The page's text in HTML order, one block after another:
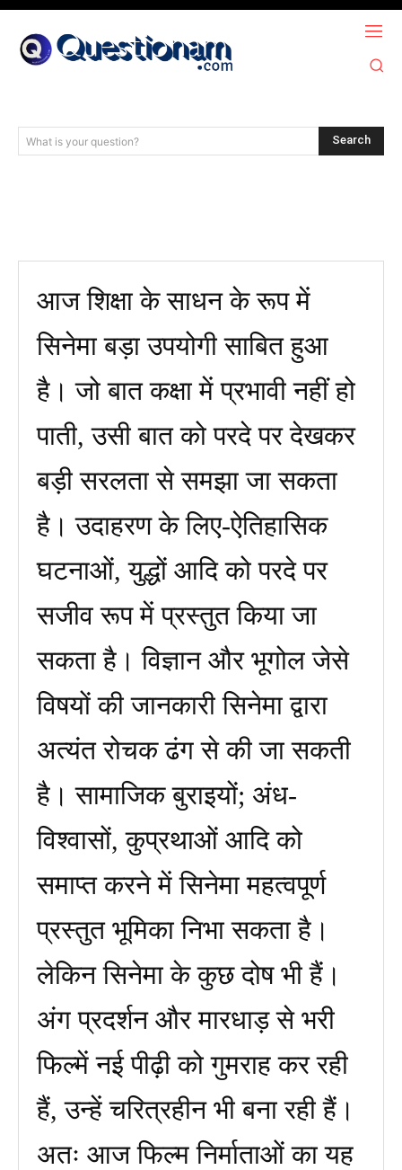
What is your question? Search
आज शिक्षा के साधन के रूप में
सिनेमा बड़ा उपयोगी साबित हुआ
है। जो बात कक्षा में प्रभावी नहीं हो
पाती, उसी बात को परदे पर देखकर
बड़ी सरलता से समझा जा सकता
है। उदाहरण के लिए-ऐतिहासिक
घटनाओं, युद्धों आदि को परदे पर
सजीव रूप में प्रस्तुत किया जा
सकता है। विज्ञान और भूगोल जेसे
विषयों की जानकारी सिनेमा द्वारा
अत्यंत रोचक ढंग से की जा सकती
है। सामाजिक बुराइयों; अंध-
विश्वासों, कुप्रथाओं आदि को
समाप्त करने में सिनेमा महत्वपूर्ण
प्रस्तुत भूमिका निभा सकता है।
लेकिन सिनेमा के कुछ दोष भी हैं।
अंग प्रदर्शन और मारधाड़ से भरी
फिल्में नई पीढ़ी को गुमराह कर रही
हैं, उन्हें चरित्रहीन भी बना रही हैं।
अतः आज फिल्म निर्माताओं का यह